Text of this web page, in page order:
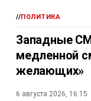
//ПОЛИТИКА
Западные
медленной
желающих»
6 августа 2026, 16:15